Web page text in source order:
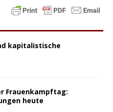
kapitalistische
Frauenkampftag:
heute